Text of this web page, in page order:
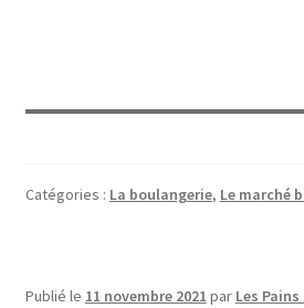
Catégories : La boulangerie, Le marché
Publié le 11 novembre 2021 par Les